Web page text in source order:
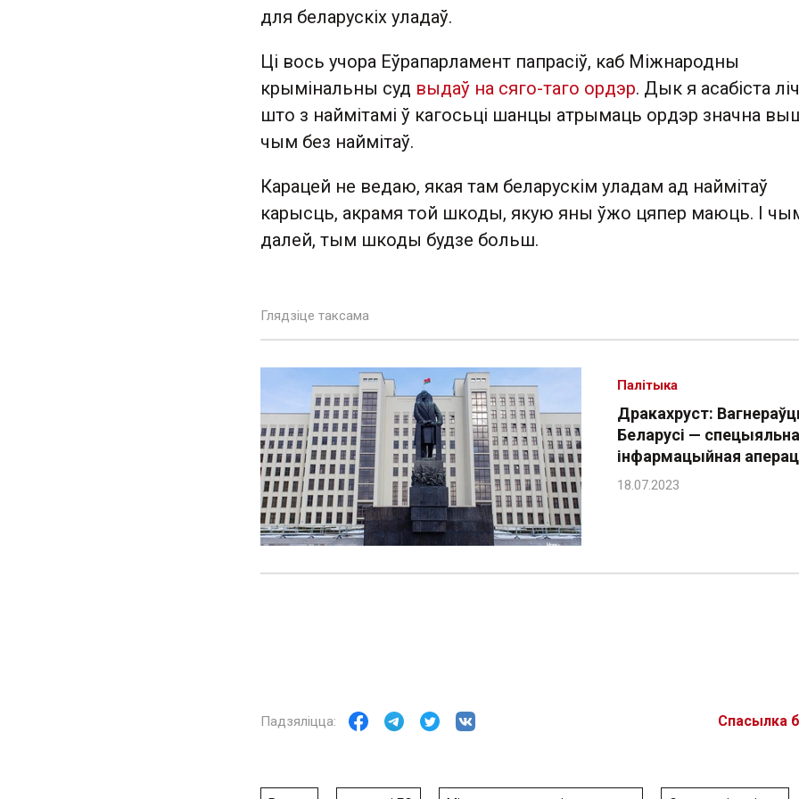
для беларускіх уладаў.
Ці вось учора Еўрапарламент папрасіў, каб Міжнародны
крымінальны суд выдаў на сяго-таго ордэр. Дык я асабіста
што з наймітамі ў кагосьці шанцы атрымаць ордэр значна
чым без наймітаў.
Карацей не ведаю, якая там беларускім уладам ад наймітаў
карысць, акрамя той шкоды, якую яны ўжо цяпер маюць. І
далей, тым шкоды будзе больш.
Глядзіце таксама
Дракахруст:
Беларусі —
інфармацыйная
Палітыка
Спасылка